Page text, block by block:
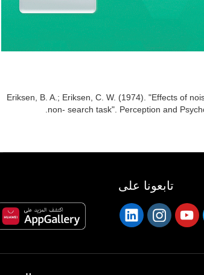
Eriksen, B. A.; Eriksen, C. W. (1974). "Effects of
non- search task". Perception and
تابعونا على